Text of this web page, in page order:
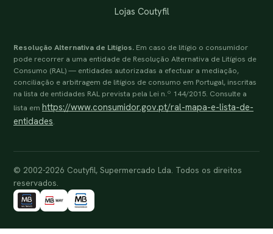
Lojas Coutyfil
Resolução Alternativa de Litígios. Em caso de litígio o consumidor
pode recorrer a uma entidade de Resolução Alternativa de Litígios de
Consumo (RAL) — entidades autorizadas a efectuar a mediação,
conciliação e arbitragem de litígios de consumo em Portugal, inscritas
na lista de entidades RAL prevista pela Lei n.º 144/2015. Consulte a
lista em https://www.consumidor.gov.pt/ral-mapa-e-lista-de-
entidades.
© 2002-2026 Coutyfil, Supermercado Lda. Todos os direitos
reservados.